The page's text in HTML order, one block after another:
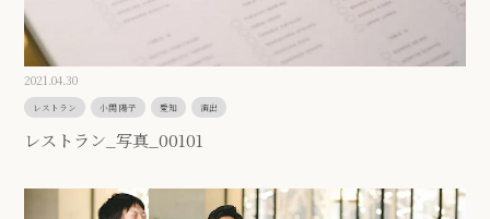
2021.04.30
レストラン 小関 陽子 愛知 演出
レストラン_写真_00101